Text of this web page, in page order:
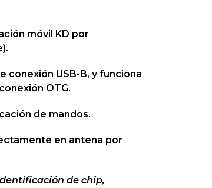
móvil KD por
conexión USB-B, y funciona
OTG.
de mandos.
en antena por
de chip,